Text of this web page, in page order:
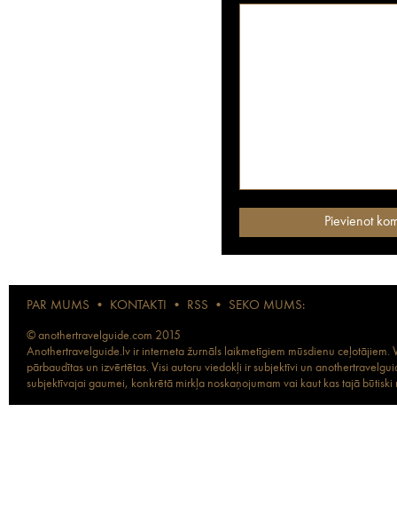
PAR MUMS • KONTAKTI • RSS • SEKO MUMS:
© anothertravelguide.com 2015
Anothertravelguide.lv ir interneta žurnāls laikmetīgiem mūsdienu
pārbaudītas un izvērtētas. Visi autoru viedokļi ir subjektīvi un
subjektīvajai gaumei, konkrētā mirkļa noskaņojumam vai kaut kas tajā